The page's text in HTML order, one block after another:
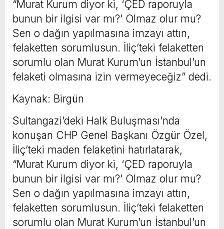
“Murat Kurum diyor ki, ‘ÇED raporuyla
bunun bir ilgisi var mı?’ Olmaz olur mu?
Sen o dağın yapılmasına imzayı attın,
felaketten sorumlusun. İliç’teki felaketten
sorumlu olan Murat Kurum’un İstanbul’un
felaketi olmasına izin vermeyeceğiz” dedi.
Kaynak: Birgün
Sultangazi’deki Halk Buluşması’nda
konuşan CHP Genel Başkanı Özgür Özel,
İliç’teki maden felaketini hatırlatarak,
“Murat Kurum diyor ki, ‘ÇED raporuyla
bunun bir ilgisi var mı?’ Olmaz olur mu?
Sen o dağın yapılmasına imzayı attın,
felaketten sorumlusun. İliç’teki felaketten
sorumlu olan Murat Kurum’un İstanbul’un